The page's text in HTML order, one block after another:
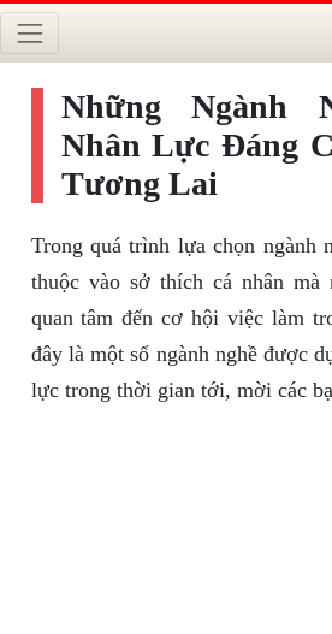
Những Ngành
Nhân Lực Đáng
Tương Lai
Trong quá trình lựa chọn ngành
thuộc vào sở thích cá nhân mà
quan tâm đến cơ hội việc làm
đây là một số ngành nghề được
lực trong thời gian tới, mời các